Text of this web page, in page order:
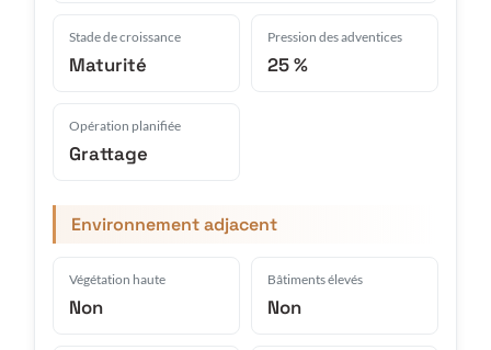
Stade de croissance
Maturité
Pression des adventices
25 %
Opération planifiée
Grattage
Environnement adjacent
Végétation haute
Non
Bâtiments élevés
Non